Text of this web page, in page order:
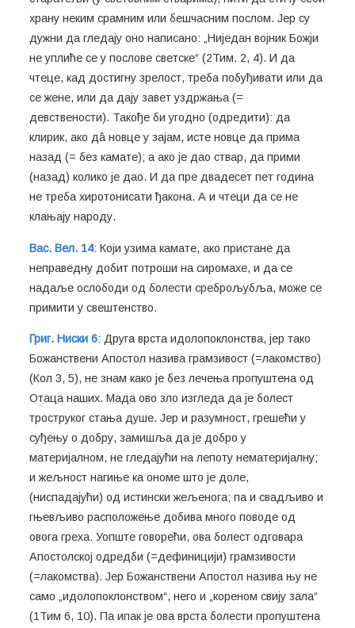
храну неким срамним или бешчасним послом. Јер су
дужни да гледају оно написано: „Ниједан војник Божји
не уплиће се у послове светске“ (2Тим. 2, 4). И да
чтеце, кад достигну зрелост, треба побуђивати или да
се жене, или да дају завет уздржања (=
девствености). Такође би угодно (одредити): да
клирик, ако дâ новце у зајам, исте новце да прима
назад (= без камате); а ако је дао ствар, да прими
(назад) колико је дао. И да пре двадесет пет година
не треба хиротонисати ђакона. А и чтеци да се не
клањају народу.
Вас. Вел. 14: Који узима камате, ако пристане да
неправедну добит потроши на сиромахе, и да се
надаље ослободи од болести среброљубља, може се
примити у свештенство.
Григ. Ниски 6: Друга врста идолопоклонства, јер тако
Божанствени Апостол назива грамзивост (=лакомство)
(Кол 3, 5), не знам како је без лечења пропуштена од
Отаца наших. Мада ово зло изгледа да је болест
троструког стања душе. Јер и разумност, грешећи у
суђењу о добру, замишља да је добро у
материјалном, не гледајући на лепоту нематеријалну;
и жељност нагиње ка ономе што је доле,
(ниспадајући) од истински жељенога; па и свадљиво и
гњевљиво расположење добива много поводе од
овога греха. Уопште говорећи, ова болест одговара
Апостолској одредби (=дефиницији) грамзивости
(=лакомства). Јер Божанствени Апостол назива њу не
само „идолопоклонством“, него и „кореном свију зала“
(1Тим 6, 10). Па ипак је ова врста болести пропуштена